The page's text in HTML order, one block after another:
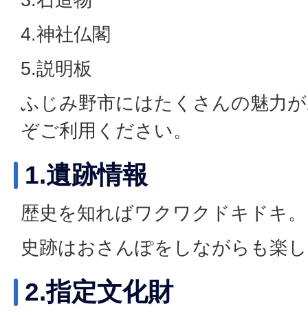
4.神社仏閣
5.説明板
ふじみ野市にはたくさんの魅力
ぞご利用ください。
1.遺跡情報
歴史を知ればワクワクドキドキ。
史跡はおさんぽをしながらも楽
2.指定文化財